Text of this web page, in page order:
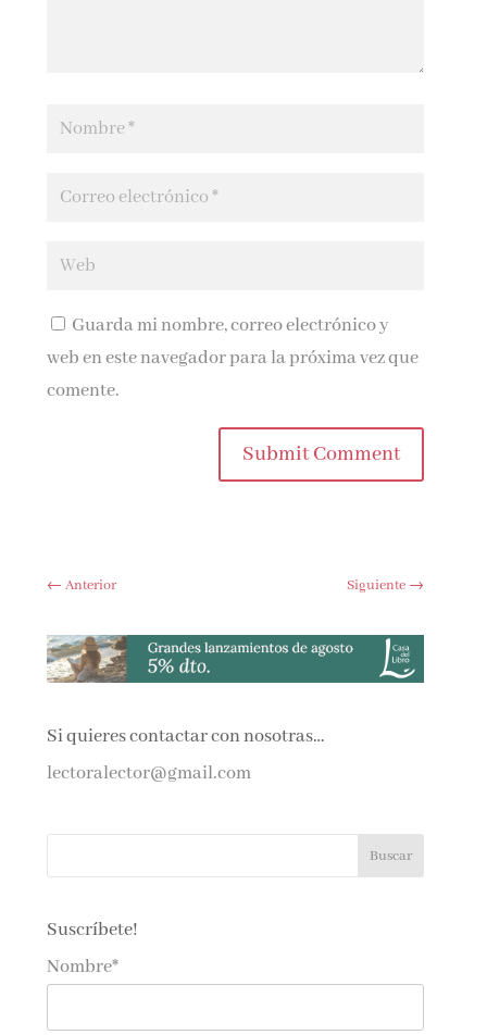
Guarda mi nombre, correo electrónico y
web en este navegador para la próxima vez que
comente.
Submit Comment
←Anterior Siguiente→
Si quieres contactar con nosotras…
lectoralector@gmail.com
Suscríbete!
Nombre*